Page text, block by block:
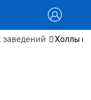
заведений Холлы и